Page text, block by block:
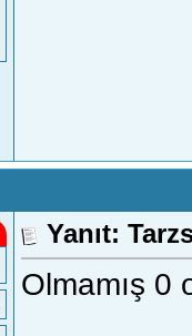
Yanıt:
Olmamış 0